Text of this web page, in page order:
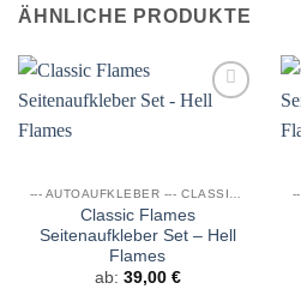
ÄHNLICHE PRODUKTE
Classic Flames
Seitenaufkleber Set – Hell
Flames
ab: 39,00 €